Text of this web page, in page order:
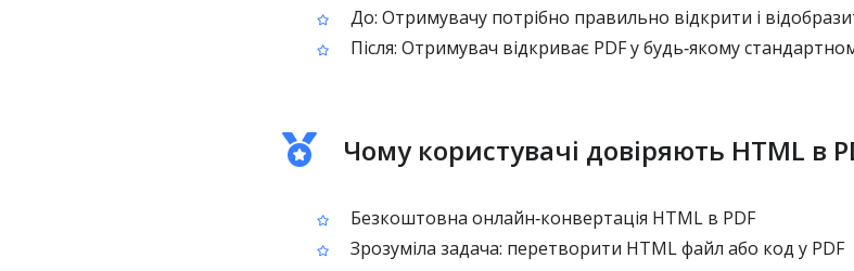
До: Отримувачу потрібно правильно відкрити і
Після: Отримувач відкриває PDF у будь‑якому
Чому користувачі довіряють HTML в
Безкоштовна онлайн‑конвертація HTML в PDF
Зрозуміла задача: перетворити HTML файл або код у PDF